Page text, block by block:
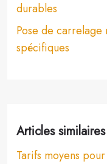
durables
Pose de
spécifiques
Articles similaires
Tarifs moyens